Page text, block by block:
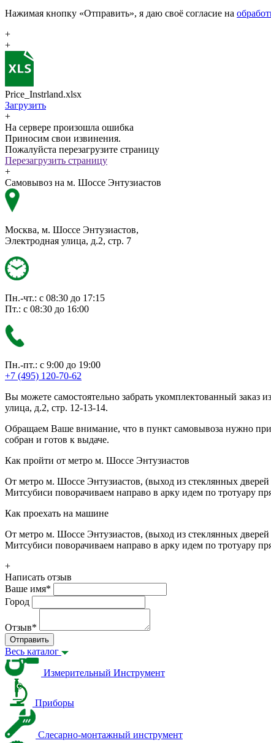
Нажимая кнопку «Отправить», я даю своё согласие на
+
+
Price_Instrland.xlsx
Загрузить
+
На сервере произошла ошибка
Приносим свои извинения.
Пожалуйста перезагрузите страницу
Перезагрузить страницу
+
Самовывоз на м. Шоссе Энтузиастов
Москва, м. Шоссе Энтузиастов,
Электродная улица, д.2, стр. 7
Пн.-чт.: с 08:30 до 17:15
Пт.: с 08:30 до 16:00
Пн.-пт.: с 9:00 до 19:00
+7 (495) 120-70-62
Вы можете самостоятельно забрать укомплектованный
улица, д.2, стр. 12-13-14.
Обращаем Ваше внимание, что в пункт самовывоза нужно
собран и готов к выдаче.
Как пройти от метро м. Шоссе Энтузиастов
От метро м. Шоссе Энтузиастов, (выход из стеклянных
Митсубиси поворачиваем направо в арку идем по тротуару
Как проехать на машине
От метро м. Шоссе Энтузиастов, (выход из стеклянных
Митсубиси поворачиваем направо в арку идем по тротуару
+
Написать отзыв
Ваше имя*
Город
Отзыв*
Отправить
Весь каталог
Измерительный Инструмент
Приборы
Слесарно-монтажный инструмент